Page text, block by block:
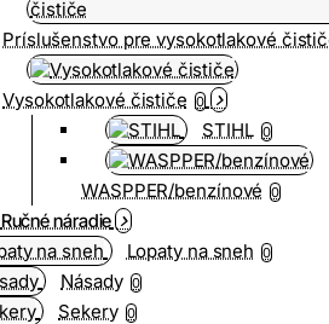
Príslušenstvo pre vysokotlakové
Vysokotlakové čističe 0
STIHL 0
WASPPER/benzínové 0
Ručné náradie
Lopaty na sneh 0
Násady 0
Sekery 0